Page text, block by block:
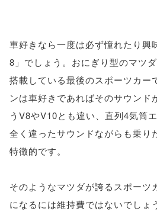
車好きなら一度は必ず憧れたり興
8」でしょう。おにぎり型のマツ
搭載している最後のスポーツカー
ンは車好きであればそのサウンド
うV8やV10とも違い、直列4気筒
全く違ったサウンドながらも乗り
特徴的です。
そのようなマツダが誇るスポーツ
になるには維持費ではないでしょ